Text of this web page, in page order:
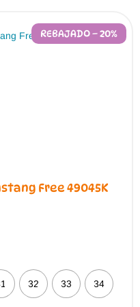
se
pueden
elegir
REBAJADO – 20%
Free 49045K
32 33 34